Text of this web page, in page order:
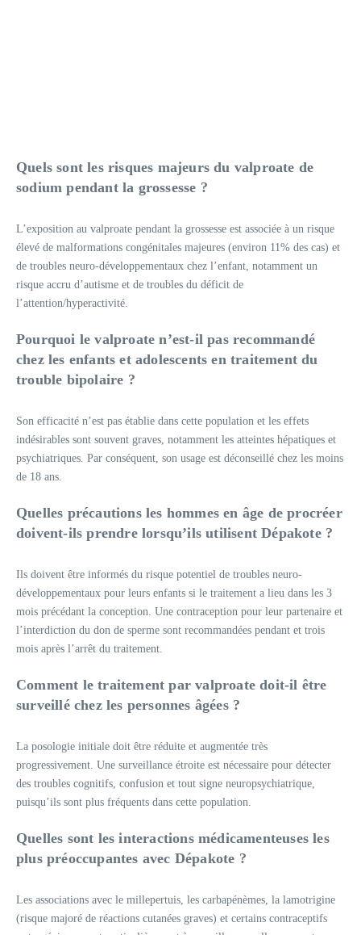
Quels sont les risques majeurs du valproate de
sodium pendant la grossesse ?
L’exposition au valproate pendant la grossesse est associée à un risque
élevé de malformations congénitales majeures (environ 11% des cas) et
de troubles neuro-développementaux chez l’enfant, notamment un
risque accru d’autisme et de troubles du déficit de
l’attention/hyperactivité.
Pourquoi le valproate n’est-il pas recommandé
chez les enfants et adolescents en traitement du
trouble bipolaire ?
Son efficacité n’est pas établie dans cette population et les effets
indésirables sont souvent graves, notamment les atteintes hépatiques et
psychiatriques. Par conséquent, son usage est déconseillé chez les moins
de 18 ans.
Quelles précautions les hommes en âge de procréer
doivent-ils prendre lorsqu’ils utilisent Dépakote ?
Ils doivent être informés du risque potentiel de troubles neuro-
développementaux pour leurs enfants si le traitement a lieu dans les 3
mois précédant la conception. Une contraception pour leur partenaire et
l’interdiction du don de sperme sont recommandées pendant et trois
mois après l’arrêt du traitement.
Comment le traitement par valproate doit-il être
surveillé chez les personnes âgées ?
La posologie initiale doit être réduite et augmentée très
progressivement. Une surveillance étroite est nécessaire pour détecter
des troubles cognitifs, confusion et tout signe neuropsychiatrique,
puisqu’ils sont plus fréquents dans cette population.
Quelles sont les interactions médicamenteuses les
plus préoccupantes avec Dépakote ?
Les associations avec le millepertuis, les carbapénèmes, la lamotrigine
(risque majoré de réactions cutanées graves) et certains contraceptifs